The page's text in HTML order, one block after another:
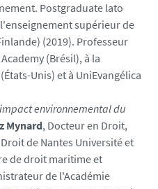
Postgraduate lato
supérieur de
(2019). Professeur
(Brésil), à la
Unis) et à UniEvangélica
environnemental du
Mynard, Docteur en Droit,
de Nantes Université et
de droit maritime et
de l'Académie